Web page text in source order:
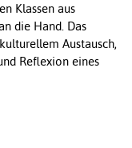
Klassen aus
die Hand. Das
Austausch,
Reflexion eines